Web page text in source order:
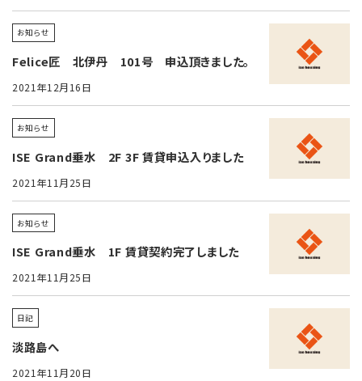
お知らせ
Felice匠 北伊丹 101号 申込頂きました。
2021年12月16日
お知らせ
ISE Grand垂水 2F 3F 賃貸申込入りました
2021年11月25日
お知らせ
ISE Grand垂水 1F 賃貸契約完了しました
2021年11月25日
日記
淡路島へ
2021年11月20日